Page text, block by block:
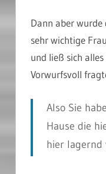
Dann aber wurde
sehr wichtige
und ließ sich
Vorwurfsvoll
Also Sie
Hause die
hier lagernd